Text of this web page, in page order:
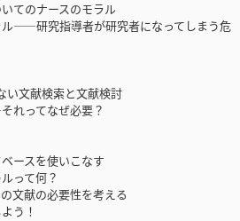
てのナースのモラル
――研究指導者が研究者になってしまう危
文献検索と文献検討
ってなぜ必要？
ースを使いこなす
って何？
献の必要性を考える
う！